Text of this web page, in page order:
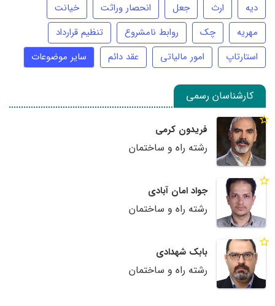
دیه ارث جعل انحصار وراثت
خیانت
مهریه
چک روابط نامشروع
تنظیم قرارداد
استارتاپ
امور مالیاتی عقد دائم سایر موضوعات
کارشناسان رسمی
فریدون کرمی
رشته راه و ساختمان
جواد امان آبادی
رشته راه و ساختمان
بابک شهدادی
رشته راه و ساختمان